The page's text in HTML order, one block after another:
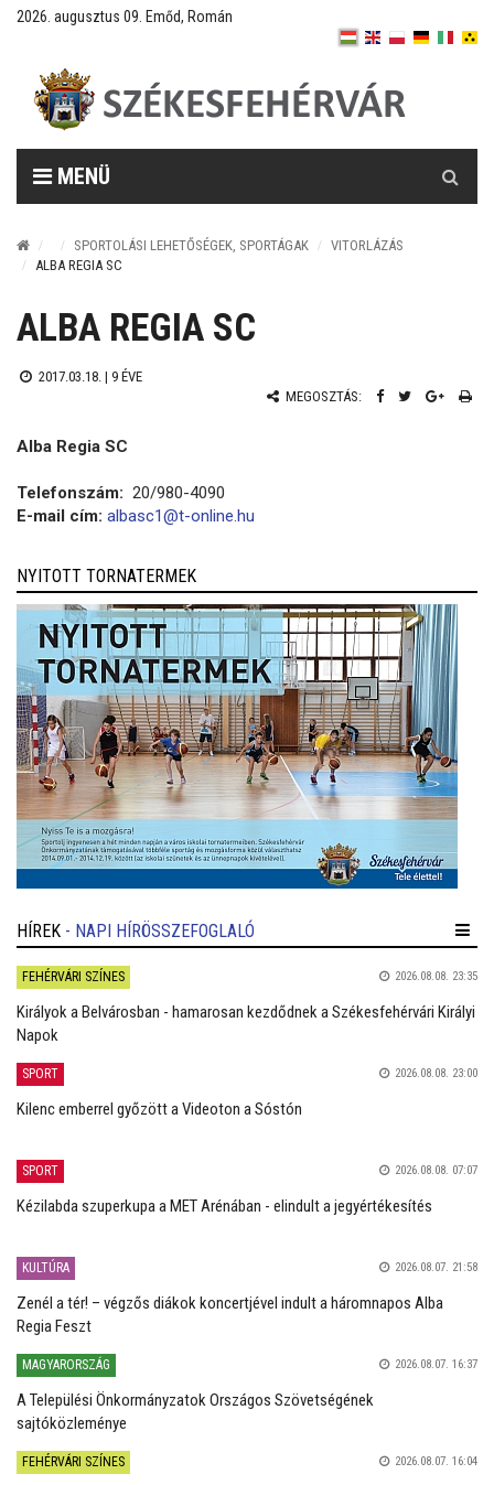
2026. augusztus 09. Emőd, Román
MENÜ
SPORTOLÁSI LEHETŐSÉGEK, SPORTÁGAK
VITORLÁZÁS
ALBA REGIA SC
ALBA REGIA SC
2017.03.18. | 9 ÉVE
MEGOSZTÁS:
Alba Regia SC
Telefonszám: 20/980-4090
E-mail cím: albasc1@t-online.hu
NYITOTT TORNATERMEK
HÍREK - NAPI HÍRÖSSZEFOGLALÓ
FEHÉRVÁRI SZÍNES 2026.08.08. 23:35
Királyok a Belvárosban - hamarosan kezdődnek a Székesfehérvári Királyi
Napok
SPORT 2026.08.08. 23:00
Kilenc emberrel győzött a Videoton a Sóstón
SPORT 2026.08.08. 07:07
Kézilabda szuperkupa a MET Arénában - elindult a jegyértékesítés
KULTÚRA 2026.08.07. 21:58
Zenél a tér! – végzős diákok koncertjével indult a háromnapos Alba
Regia Feszt
MAGYARORSZÁG 2026.08.07. 16:37
A Települési Önkormányzatok Országos Szövetségének
sajtóközleménye
FEHÉRVÁRI SZÍNES 2026.08.07. 16:04